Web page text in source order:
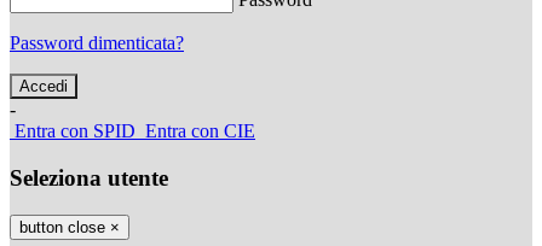
Password dimenticata?
-
Entra con SPID Entra con CIE
Seleziona utente
button close ×